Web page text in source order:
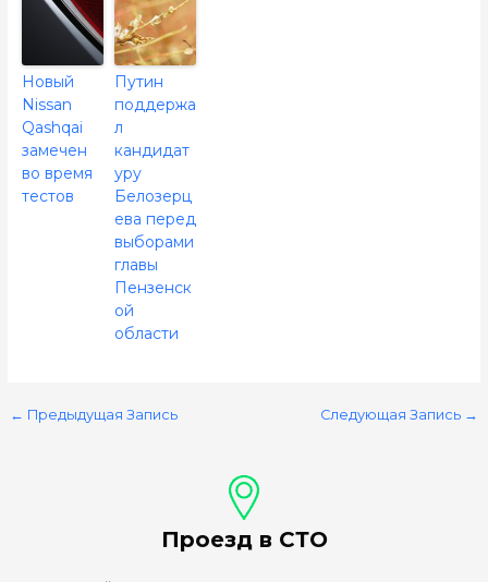
Новый
Nissan
Qashqai
замечен
во время
тестов
Путин
поддержа
л
кандидат
уру
Белозерц
ева перед
выборами
главы
Пензенск
ой
области
← Предыдущая Запись Следующая Запись →
Проезд в СТО